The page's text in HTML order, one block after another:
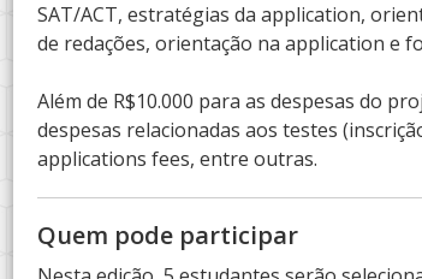
SAT/ACT, estratégias da application,
de redações, orientação na application e
Além de R$10.000 para as despesas do
despesas relacionadas aos testes
applications fees, entre outras.
Quem pode participar